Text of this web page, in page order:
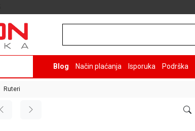
Blog Način plaćanja Isporuka Podrška
Ruteri